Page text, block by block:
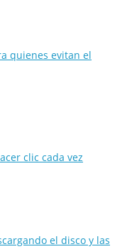
quienes evitan el
clic cada vez
el disco y las